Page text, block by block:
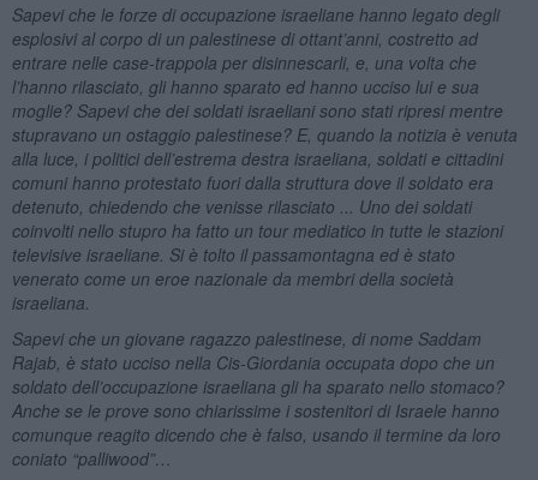
Sapevi che le forze di occupazione israeliane hanno legato degli
esplosivi al corpo di un palestinese di ottant’anni, costretto ad
entrare nelle case-trappola per disinnescarli, e, una volta che
l’hanno rilasciato, gli hanno sparato ed hanno ucciso lui e sua
moglie? Sapevi che dei soldati israeliani sono stati ripresi mentre
stupravano un ostaggio palestinese? E, quando la notizia è venuta
alla luce, i politici dell’estrema destra israeliana, soldati e cittadini
comuni hanno protestato fuori dalla struttura dove il soldato era
detenuto, chiedendo che venisse rilasciato ... Uno dei soldati
coinvolti nello stupro ha fatto un tour mediatico in tutte le stazioni
televisive israeliane. Si è tolto il passamontagna ed è stato
venerato come un eroe nazionale da membri della società
israeliana.
Sapevi che un giovane ragazzo palestinese, di nome Saddam
Rajab, è stato ucciso nella Cis-Giordania occupata dopo che un
soldato dell’occupazione israeliana gli ha sparato nello stomaco?
Anche se le prove sono chiarissime i sostenitori di Israele hanno
comunque reagito dicendo che è falso, usando il termine da loro
coniato “palliwood”…